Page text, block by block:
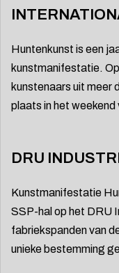
Huntenkunst is een
kunstmanifestatie.
kunstenaars uit meer
plaats in het
DRU
Kunstmanifestatie
SSP-hal op het DRU
fabriekspanden van
unieke bestemming